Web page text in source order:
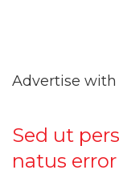
Advertise with
Sed ut
natus